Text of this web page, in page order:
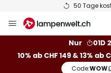
50 Tage
Inhalt
Nur
01D
10% ab CHF 149 & 13% ab
Code:WOW